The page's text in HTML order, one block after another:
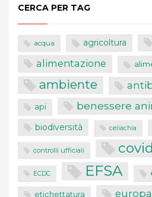
CERCA PER TAG
acqua agricoltura
alimentazione
ambiente
api benessere
biodiversità celiachia
controlli ufficiali
ECDC EFSA
etichettatura europa